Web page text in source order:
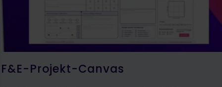
F&E-Projekt-Canvas